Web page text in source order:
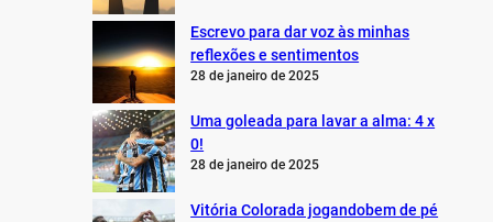
Escrevo para dar voz às minhas
reflexões e sentimentos
28 de janeiro de 2025
Uma goleada para lavar a alma: 4 x
0!
28 de janeiro de 2025
Vitória Colorada jogandobem de pé